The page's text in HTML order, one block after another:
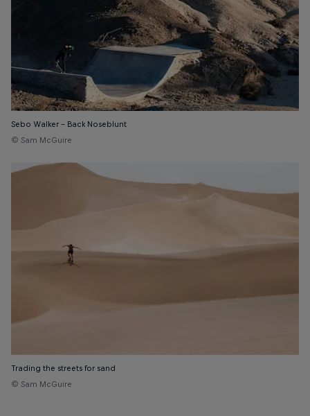
Sebo Walker – Back Noseblunt
© Sam McGuire
Trading the streets for sand
© Sam McGuire